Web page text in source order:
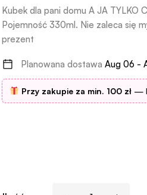
Kubek dla pani domu A JA TYLKO
Pojemność 330ml. Nie zaleca się
prezent
Planowana dostawa Aug 06 -
Przy zakupie za min. 100 zł—